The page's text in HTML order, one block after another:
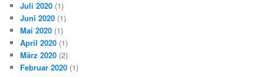
Juli 2020 (1)
Juni 2020 (1)
Mai 2020 (1)
April 2020 (1)
März 2020 (2)
Februar 2020 (1)